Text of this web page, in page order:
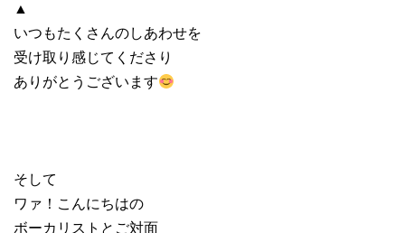
▲
いつもたくさんのしあわせを
受け取り感じてくださり
ありがとうございます
そして
ワァ！こんにちはの
ボーカリストとご対面